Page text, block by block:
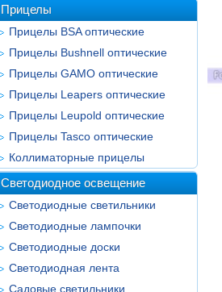
Прицелы
Прицелы BSA оптические
Прицелы Bushnell оптические
Прицелы GAMO оптические
Прицелы Leapers оптические
Прицелы Leupold оптические
Прицелы Tasco оптические
Коллиматорные прицелы
Светодиодное освещение
Светодиодные светильники
Светодиодные лампочки
Светодиодные доски
Светодиодная лента
Садовые светильники